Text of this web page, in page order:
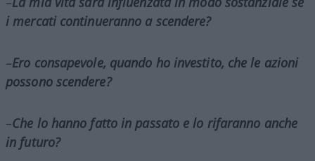
i mercati continueranno a scendere?
–Ero consapevole, quando ho investito, che le azioni
possono scendere?
–Che lo hanno fatto in passato e lo rifaranno anche
in futuro?